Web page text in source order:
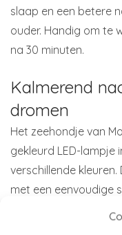
slaap en een betere
ouder. Handig om te
na 30 minuten.
Kalmerend
dromen
Het zeehondje van
gekleurd LED-lampje
verschillende
met een eenvoudige